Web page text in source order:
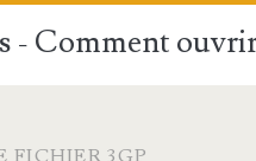
- Comment
FICHIER 3GP